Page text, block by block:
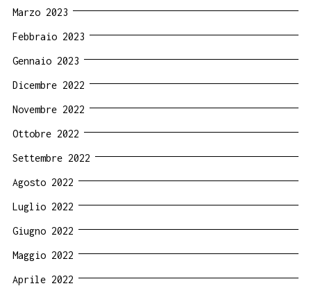
Marzo 2023
Febbraio 2023
Gennaio 2023
Dicembre 2022
Novembre 2022
Ottobre 2022
Settembre 2022
Agosto 2022
Luglio 2022
Giugno 2022
Maggio 2022
Aprile 2022